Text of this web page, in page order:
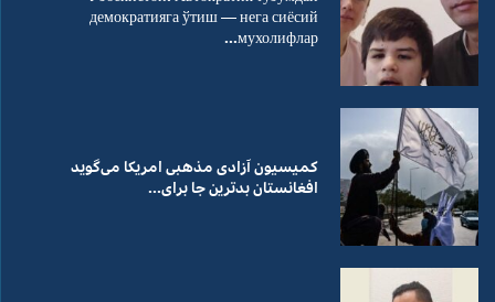
демократияга ўтиш — нега сиёсий
мухолифлар...
کمیسیون آزادی مذهبی امریکا می‌گوید
افغانستان بدترین جا برای...